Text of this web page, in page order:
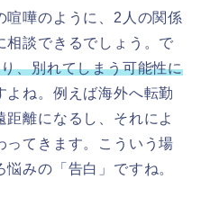
喧嘩のように、2人の関係
相談できるでしょう。で
、別れてしまう可能性に
よね。 例えば海外へ転勤
離になるし、それによ
ってきます。こういう場
みの「告白」ですね。